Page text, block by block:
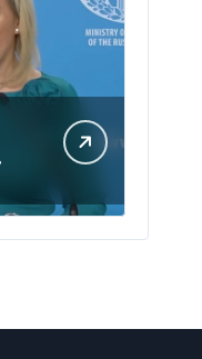
—